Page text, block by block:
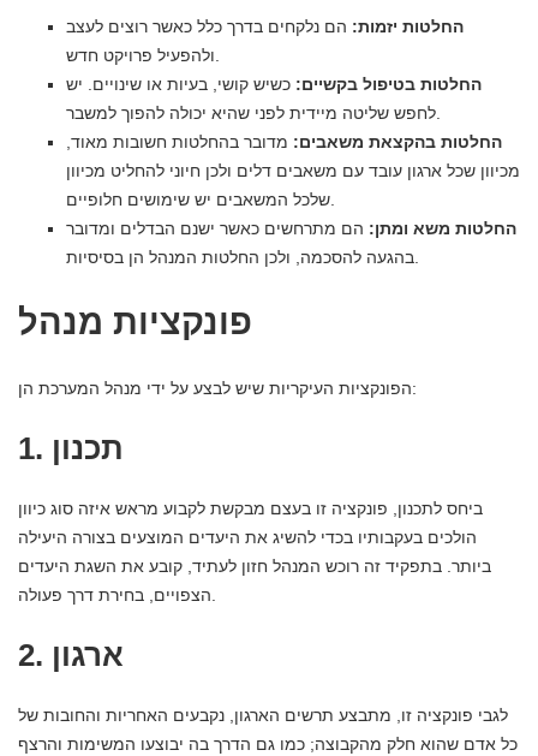
החלטות יזמות: הם נלקחים בדרך כלל כאשר רוצים לעצב
החלטות בטיפול בקשיים: כשיש קושי, בעיות או שינויים. יש
החלטות בהקצאת משאבים: מדובר בהחלטות חשובות מאוד,
מכיוון שכל ארגון עובד עם משאבים דלים ולכן חיוני להחליט מכיוון
החלטות משא ומתן: הם מתרחשים כאשר ישנם הבדלים ומדובר
פונקציות מנהל
הפונקציות העיקריות שיש לבצע על ידי מנהל המערכת הן:
1. תכנון
ביחס לתכנון, פונקציה זו בעצם מבקשת לקבוע מראש איזה סוג כיוון
הולכים בעקבותיו בכדי להשיג את היעדים המוצעים בצורה היעילה
ביותר. בתפקיד זה רוכש המנהל חזון לעתיד, קובע את השגת היעדים
2. ארגון
לגבי פונקציה זו, מתבצע תרשים הארגון, נקבעים האחריות והחובות של
כל אדם שהוא חלק מהקבוצה; כמו גם הדרך בה יבוצעו המשימות והרצף